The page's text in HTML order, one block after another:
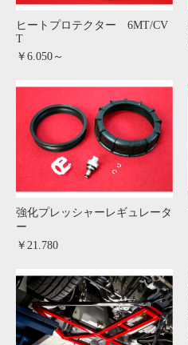
ヒートプロテクター 6MT/CV
T
￥6.050～
強化プレッシャーレギュレータ
ー
￥21.780